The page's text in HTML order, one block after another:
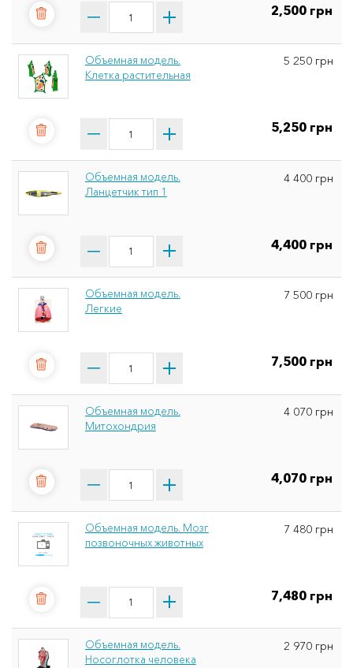
2,500 грн
Объемная модель.
Клетка растительная
5 250 грн
5,250 грн
Объемная модель.
Ланцетчик тип 1
4 400 грн
4,400 грн
Объемная модель.
Легкие
7 500 грн
7,500 грн
Объемная модель.
Митохондрия
4 070 грн
4,070 грн
Объемная модель. Мозг
позвоночных животных
7 480 грн
7,480 грн
Объемная модель.
Носоглотка человека
2 970 грн